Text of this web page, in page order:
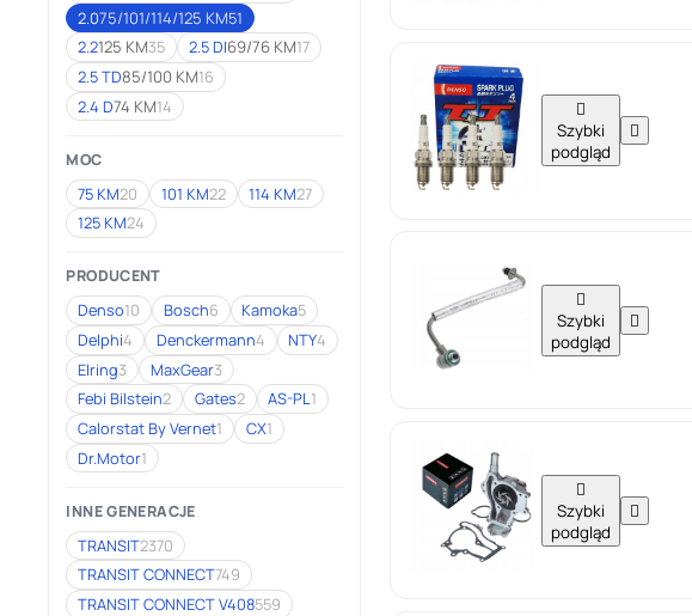
2.075/101/114/125 KM51
2.2125 KM35 2.5 DI69/76 KM17
2.5 TD85/100 KM16
2.4 D74 KM14
MOC
75 KM20 101 KM22 114 KM27
125 KM24
PRODUCENT
Denso10 Bosch6 Kamoka5
Delphi4 Denckermann4 NTY4
Elring3 MaxGear3
Febi Bilstein2 Gates2 AS-PL1
Calorstat By Vernet1 CX1
Dr.Motor1
INNE GENERACJE
TRANSIT2370
TRANSIT CONNECT749
TRANSIT CONNECT V408559

Szybki
podgląd


Szybki
podgląd


Szybki
podgląd
